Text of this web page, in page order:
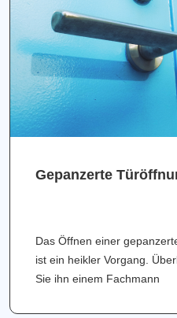
Gepanzerte
Das Öffnen einer
ist ein heikler Vorgang.
Sie ihn einem Fachmann